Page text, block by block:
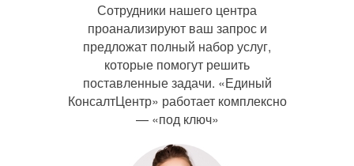
Сотрудники нашего центра
проанализируют ваш запрос и
предложат полный набор услуг,
которые помогут решить
поставленные задачи. «Единый
КонсалтЦентр» работает комплексно
— «под ключ»